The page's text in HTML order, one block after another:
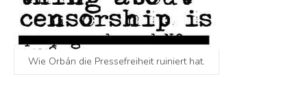
Wie Orbán die Pressefreiheit ruiniert hat.